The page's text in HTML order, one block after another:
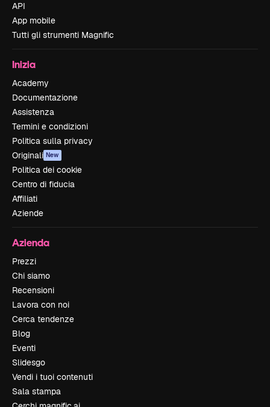
API
App mobile
Tutti gli strumenti Magnific
Inizia
Academy
Documentazione
Assistenza
Termini e condizioni
Politica sulla privacy
Originali New
Politica dei cookie
Centro di fiducia
Affiliati
Aziende
Azienda
Prezzi
Chi siamo
Recensioni
Lavora con noi
Cerca tendenze
Blog
Eventi
Slidesgo
Vendi i tuoi contenuti
Sala stampa